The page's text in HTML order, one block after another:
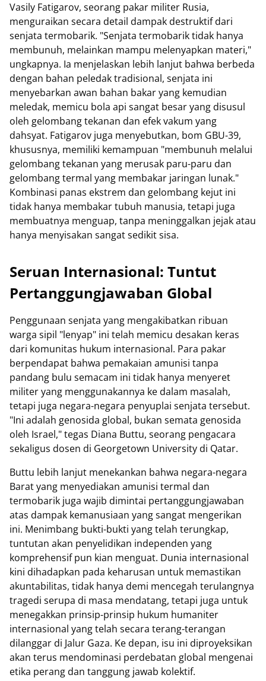
Vasily Fatigarov, seorang pakar militer Rusia,
menguraikan secara detail dampak destruktif dari
senjata termobarik. "Senjata termobarik tidak hanya
membunuh, melainkan mampu melenyapkan materi,"
ungkapnya. Ia menjelaskan lebih lanjut bahwa berbeda
dengan bahan peledak tradisional, senjata ini
menyebarkan awan bahan bakar yang kemudian
meledak, memicu bola api sangat besar yang disusul
oleh gelombang tekanan dan efek vakum yang
dahsyat. Fatigarov juga menyebutkan, bom GBU-39,
khususnya, memiliki kemampuan "membunuh melalui
gelombang tekanan yang merusak paru-paru dan
gelombang termal yang membakar jaringan lunak."
Kombinasi panas ekstrem dan gelombang kejut ini
tidak hanya membakar tubuh manusia, tetapi juga
membuatnya menguap, tanpa meninggalkan jejak atau
hanya menyisakan sangat sedikit sisa.
Seruan Internasional: Tuntut
Pertanggungjawaban Global
Penggunaan senjata yang mengakibatkan ribuan
warga sipil "lenyap" ini telah memicu desakan keras
dari komunitas hukum internasional. Para pakar
berpendapat bahwa pemakaian amunisi tanpa
pandang bulu semacam ini tidak hanya menyeret
militer yang menggunakannya ke dalam masalah,
tetapi juga negara-negara penyuplai senjata tersebut.
"Ini adalah genosida global, bukan semata genosida
oleh Israel," tegas Diana Buttu, seorang pengacara
sekaligus dosen di Georgetown University di Qatar.
Buttu lebih lanjut menekankan bahwa negara-negara
Barat yang menyediakan amunisi termal dan
termobarik juga wajib dimintai pertanggungjawaban
atas dampak kemanusiaan yang sangat mengerikan
ini. Menimbang bukti-bukti yang telah terungkap,
tuntutan akan penyelidikan independen yang
komprehensif pun kian menguat. Dunia internasional
kini dihadapkan pada keharusan untuk memastikan
akuntabilitas, tidak hanya demi mencegah terulangnya
tragedi serupa di masa mendatang, tetapi juga untuk
menegakkan prinsip-prinsip hukum humaniter
internasional yang telah secara terang-terangan
dilanggar di Jalur Gaza. Ke depan, isu ini diproyeksikan
akan terus mendominasi perdebatan global mengenai
etika perang dan tanggung jawab kolektif.